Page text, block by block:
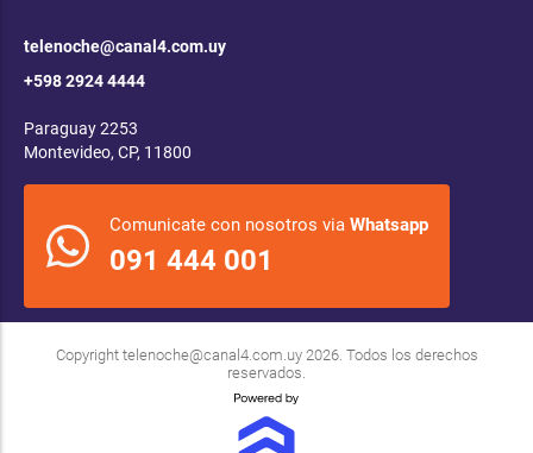
telenoche@canal4.com.uy
+598 2924 4444
Paraguay 2253
Montevideo, CP, 11800
Comunicate con nosotros via Whatsapp
091 444 001
Copyright telenoche@canal4.com.uy2026. Todos los derechos
reservados.